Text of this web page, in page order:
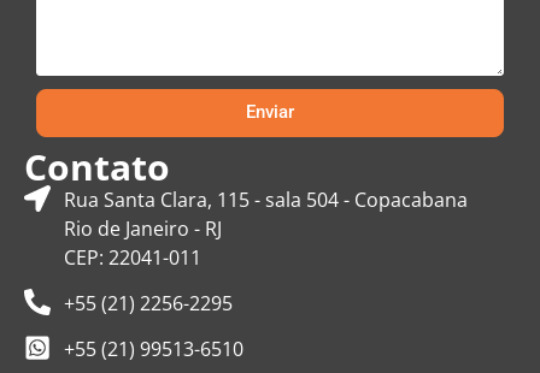
Enviar
Contato
Rua Santa Clara, 115 - sala 504 - Copacabana
Rio de Janeiro - RJ
CEP: 22041-011
+55 (21) 2256-2295
+55 (21) 99513-6510